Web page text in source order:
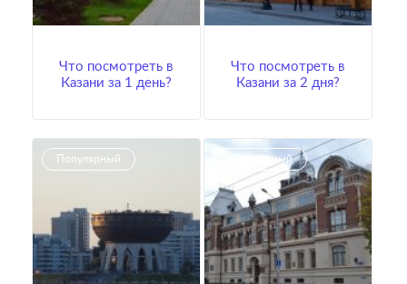
Что посмотреть в
Казани за 1 день?
Что посмотреть в
Казани за 2 дня?
Популярный Популярный